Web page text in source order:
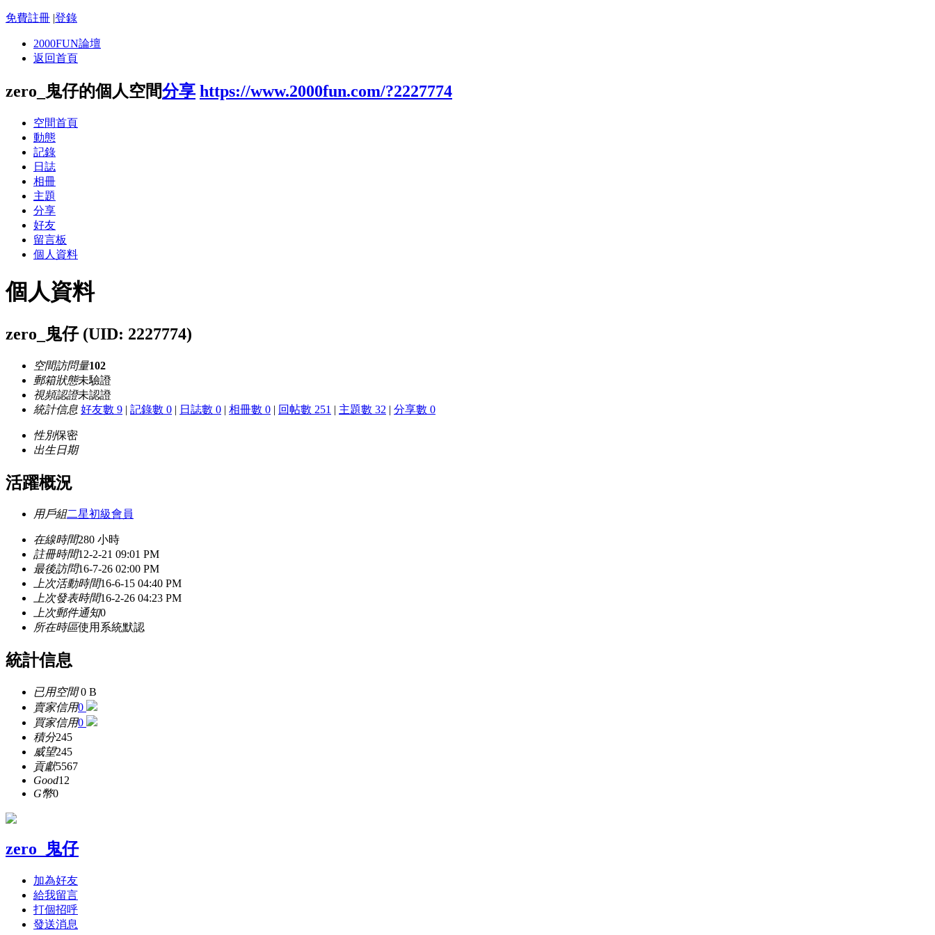
免費註冊 |登錄
2000FUN論壇
返回首頁
zero_鬼仔的個人空間分享 https://www.2000fun.com/?2227774
空間首頁
動態
記錄
日誌
相冊
主題
分享
好友
留言板
個人資料
個人資料
zero_鬼仔 (UID: 2227774)
空間訪問量102
郵箱狀態未驗證
視頻認證未認證
統計信息 好友數 9 | 記錄數 0 | 日誌數 0 | 相冊數 0 | 回帖數 251 | 主題數 32 | 分享數 0
性別保密
出生日期
活躍概況
用戶組二星初級會員
在線時間280 小時
註冊時間12-2-21 09:01 PM
最後訪問16-7-26 02:00 PM
上次活動時間16-6-15 04:40 PM
上次發表時間16-2-26 04:23 PM
上次郵件通知0
所在時區使用系統默認
統計信息
已用空間0 B
賣家信用0
買家信用0
積分245
威望245
貢獻5567
Good12
G幣0
zero_鬼仔
加為好友
給我留言
打個招呼
發送消息